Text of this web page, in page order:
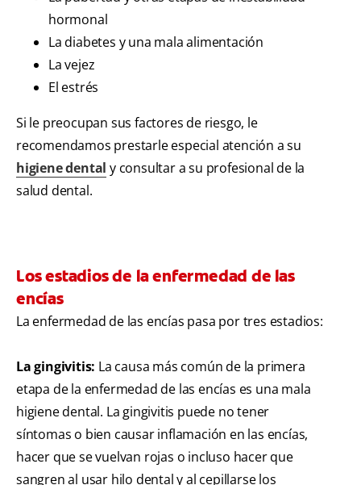
hormonal
La diabetes y una mala alimentación
La vejez
El estrés
Si le preocupan sus factores de riesgo, le
recomendamos prestarle especial atención a su
higiene dental y consultar a su profesional de la
salud dental.
Los estadios de la enfermedad de las
encías
La enfermedad de las encías pasa por tres estadios:
La gingivitis: La causa más común de la primera
etapa de la enfermedad de las encías es una mala
higiene dental. La gingivitis puede no tener
síntomas o bien causar inflamación en las encías,
hacer que se vuelvan rojas o incluso hacer que
sangren al usar hilo dental y al cepillarse los